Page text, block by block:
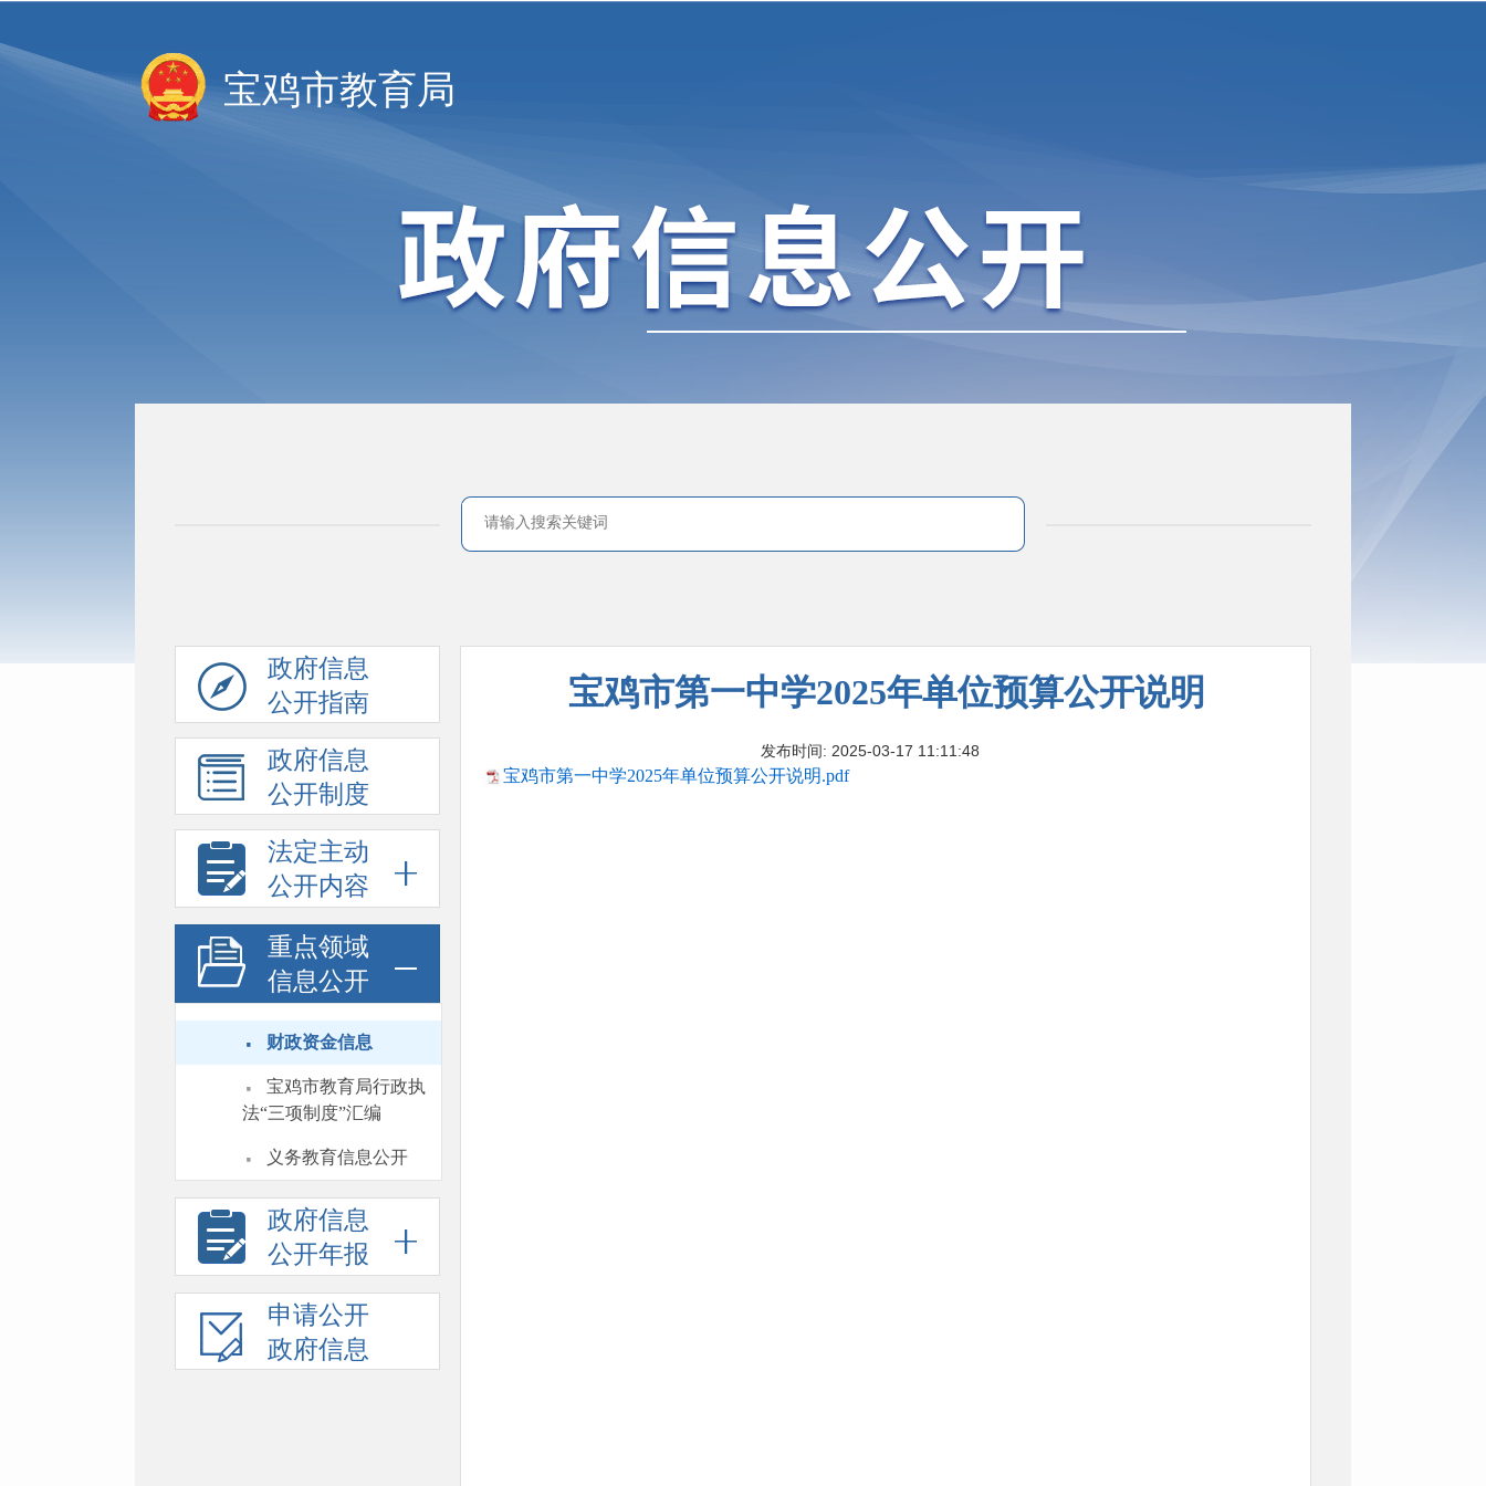
宝鸡市教育局
政府信息
公开指南
政府信息
公开制度
法定主动
公开内容
重点领域
信息公开
· 财政资金信息
·
宝鸡市教育局行政执
法“三项制度”汇编
· 义务教育信息公开
政府信息
公开年报
申请公开
政府信息
宝鸡市第一中学2025年单位预算公开说明
发布时间: 2025-03-17 11:11:48
宝鸡市第一中学2025年单位预算公开说明.pdf